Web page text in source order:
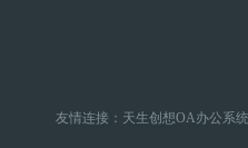
友情连接： 天生创想OA办公系